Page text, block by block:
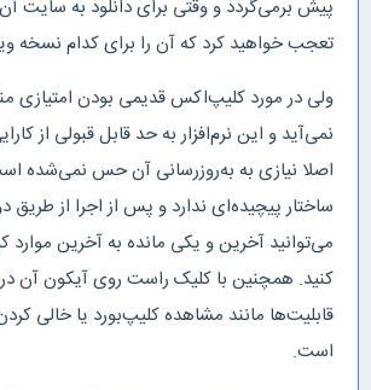
پیش برمی‌گردد و وقتی برای دانلود به سایت
تعجب خواهید کرد که آن را برای کدام نسخه
ولی در مورد کلیپ‌اکس قدیمی بودن امتیازی
نمی‌آید و این نرم‌افزار به حد قابل قبولی از
اصلا نیازی به به‌روزرسانی آن حس نمی‌شده
ساختار پیچیده‌ای ندارد و پس از اجرا از طریق
می‌توانید آخرین و یکی مانده به آخرین
کنید. همچنین با کلیک راست روی آیکون آن در
قابلیت‌ها مانند مشاهده کلیپ‌بورد یا خالی
است.